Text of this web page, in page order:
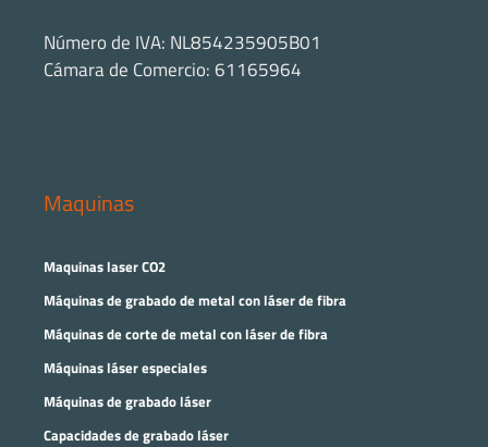
Número de IVA: NL854235905B01
Cámara de Comercio: 61165964
Maquinas
Maquinas laser CO2
Máquinas de grabado de metal con láser de fibra
Máquinas de corte de metal con láser de fibra
Máquinas láser especiales
Máquinas de grabado láser
Capacidades de grabado láser